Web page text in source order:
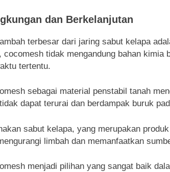
dan Berkelanjutan
terbesar dari jaring sabut kelapa
cocomesh tidak mengandung bahan kimia
tertentu.
sebagai material penstabil tanah
dapat terurai dan berdampak buruk
sabut kelapa, yang merupakan
limbah dan memanfaatkan
menjadi pilihan yang sangat baik